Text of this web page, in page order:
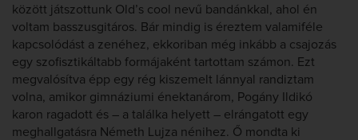
között játszottunk Old’s cool nevű bandánkkal, ahol én
voltam basszusgitáros. Bár mindig is éreztem valamiféle
kapcsolódást a zenéhez, ekkoriban még inkább a csajozás
egy szofisztikáltabb formájaként tartottam számon. Ezt
megvalósítva épp egy rég kiszemelt lánnyal randiztam
volna, amikor gimnáziumi énektanárom, Pogány Ildikó
karon ragadott és – a találka helyett – elrángatott egy
meghallgatásra Németh Lujza nénihez. Ő mondta ki